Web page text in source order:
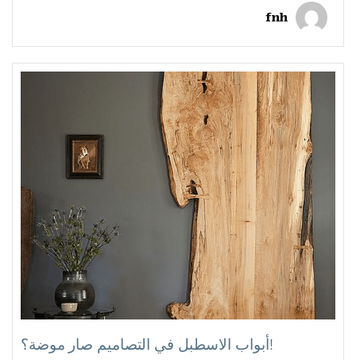
fnh
أبواب الاسطبل في التصاميم صار موضة؟!